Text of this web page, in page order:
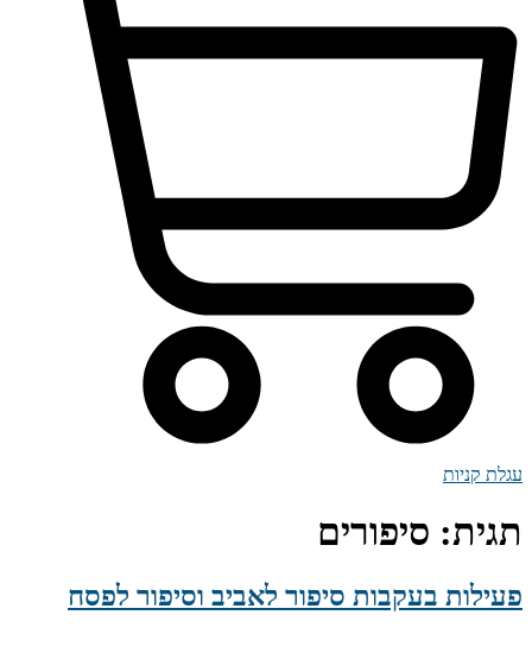
עגלת קניות
תגית: סיפורים
פעילות בעקבות סיפור לאביב וסיפור לפסח